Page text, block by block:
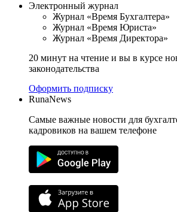
Электронный журнал
Журнал «Время Бухгалтера»
Журнал «Время Юриста»
Журнал «Время Директора»
20 минут на чтение и вы в курсе
законодательства
Оформить подписку
RunaNews
Самые важные новости для
кадровиков на вашем телефоне